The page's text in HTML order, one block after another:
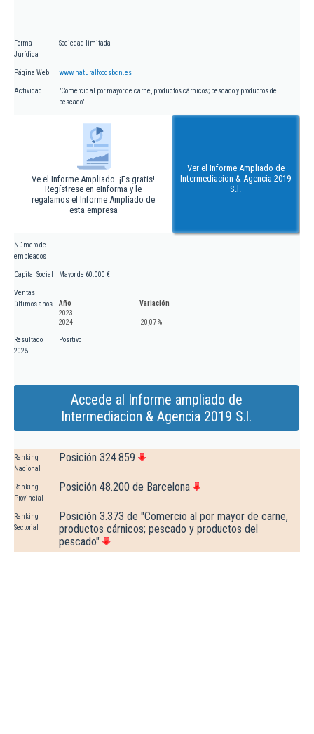
Forma
Jurídica
Sociedad limitada
Página Web www.naturalfoodsbcn.es
Actividad
"Comercio al por mayor de carne, productos cárnicos; pescado y productos del
pescado"
Ve el Informe Ampliado. ¡Es gratis!
Regístrese en eInforma y le
regalamos el Informe Ampliado de
esta empresa
Ver el Informe Ampliado de
Intermediacion & Agencia 2019
S.l.
Número de
empleados
Capital Social Mayor de 60.000 €
Ventas
últimos años
Año
Variación
2023
2024
-20,07 %
Resultado
2025
Positivo
Accede al Informe ampliado de
Intermediacion & Agencia 2019 S.l.
Ranking
Nacional
Posición 324.859
Ranking
Provincial
Posición 48.200 de Barcelona
Ranking
Sectorial
Posición 3.373 de "Comercio al por mayor de carne,
productos cárnicos; pescado y productos del
pescado"